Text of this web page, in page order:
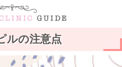
ルの注意点